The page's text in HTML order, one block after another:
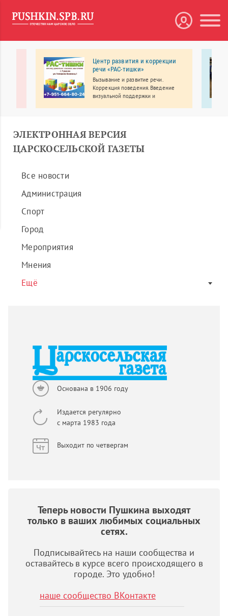
Центр развития и коррекции
речи «РАС-тишки»
Вызывание и развитие речи.
Коррекция поведения. Введение
визуальной поддержки и
ЭЛЕКТРОННАЯ ВЕРСИЯ
ЦАРСКОСЕЛЬСКОЙ ГАЗЕТЫ
Все новости
Администрация
Спорт
Город
Мероприятия
Мнения
Ещё
Основана в 1906 году
Издается регулярно
с марта 1983 года
Выходит по четвергам
Теперь новости Пушкина выходят
только в ваших любимых социальных
сетях.
Подписывайтесь на наши сообщества и
оставайтесь в курсе всего происходящего в
городе. Это удобно!
наше сообщество ВКонтакте